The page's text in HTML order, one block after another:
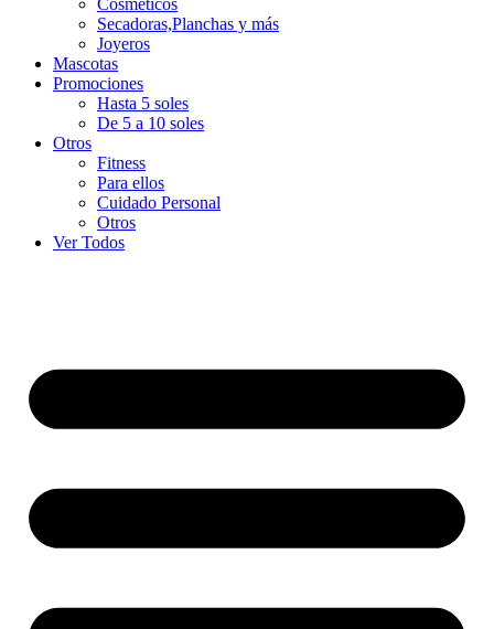
Secadoras,Planchas y más
Joyeros
Mascotas
Promociones
Hasta 5 soles
De 5 a 10 soles
Otros
Fitness
Para ellos
Cuidado Personal
Otros
Ver Todos